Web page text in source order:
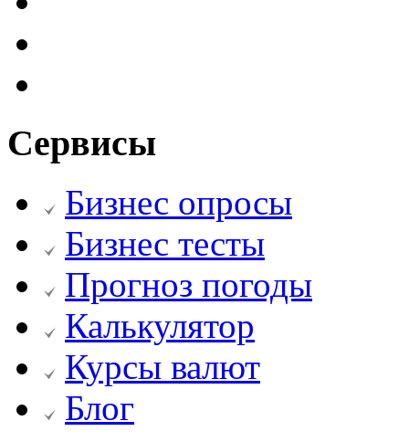
Сервисы
Бизнес опросы
Бизнес тесты
Прогноз погоды
Калькулятор
Курсы валют
Блог